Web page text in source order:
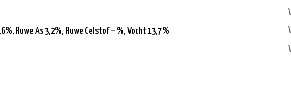
Ruwe As 3,2%, Ruwe Celstof – %, Vocht 13,7%